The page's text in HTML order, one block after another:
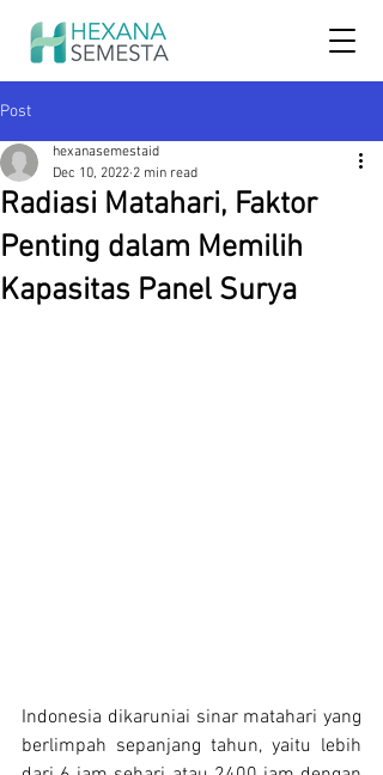
Post
Radiasi Matahari, Faktor
Penting dalam Memilih
Kapasitas Panel Surya
hexanasemestaid
Dec 10, 2022 2 min read
Indonesia dikaruniai sinar matahari yang
berlimpah sepanjang tahun, yaitu lebih